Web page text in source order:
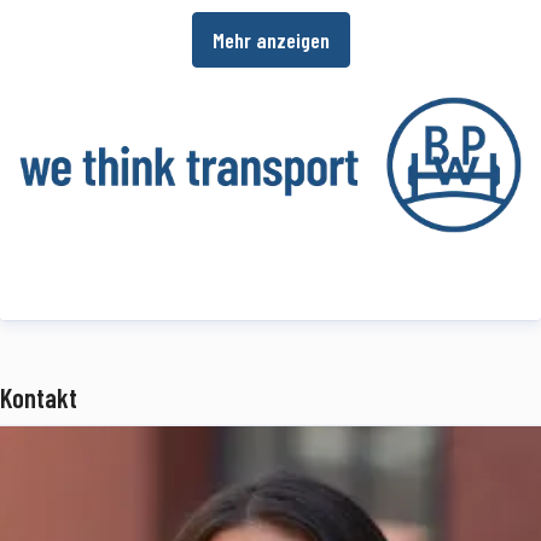
im Einsatz. Ein umfangreiches Dienstleistungsspektrum bietet
Fahrzeugherstellern und -betreibern darüber hinaus die
Möglichkeit, die Wirtschaftlichkeit in ihren Produktions- bzw.
www.bpw.de
Über die BPW Gruppe
vernetzt. Weltweit ist die Unternehmensgruppe mit ihren Marken
Systempartner der Nfz-Branche für Fahrwerke, Bremsen,
weitere wichtige Komponenten für Truck, Trailer und Bus.
Transportunternehmen bietet die BPW Gruppe umfassende
Mehr anzeigen
Kontakt